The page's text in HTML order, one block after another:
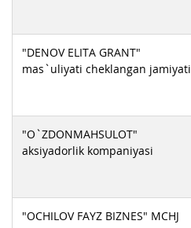
"DENOV ELITA GRANT"
mas`uliyati cheklangan jamiyati
"O`ZDONMAHSULOT"
aksiyadorlik komрaniyasi
"OCHILOV FAYZ BIZNES" MCHJ